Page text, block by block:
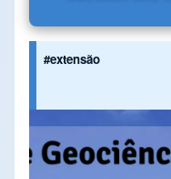
#extensão